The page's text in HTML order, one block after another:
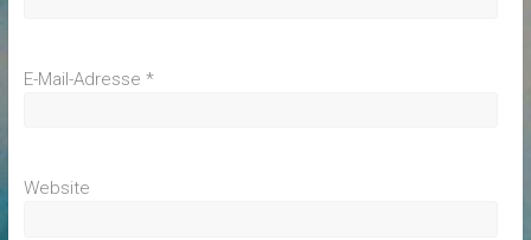
E-Mail-Adresse *
Website